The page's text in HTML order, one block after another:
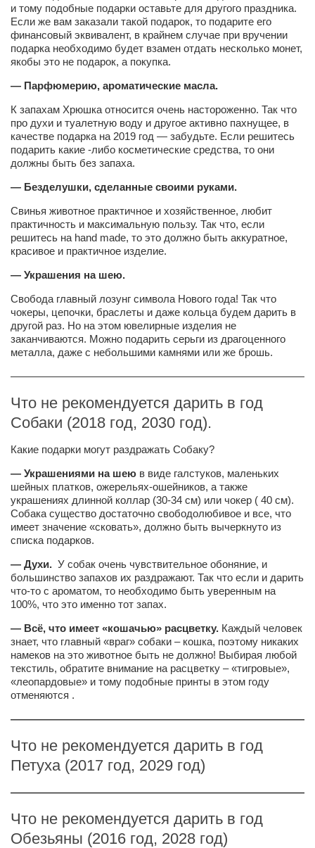
и тому подобные подарки оставьте для другого праздника.
Если же вам заказали такой подарок, то подарите его
финансовый эквивалент, в крайнем случае при вручении
подарка необходимо будет взамен отдать несколько монет,
якобы это не подарок, а покупка.
— Парфюмерию, ароматические масла.
К запахам Хрюшка относится очень настороженно. Так что
про духи и туалетную воду и другое активно пахнущее, в
качестве подарка на 2019 год — забудьте. Если решитесь
подарить какие -либо косметические средства, то они
должны быть без запаха.
— Безделушки, сделанные своими руками.
Свинья животное практичное и хозяйственное, любит
практичность и максимальную пользу. Так что, если
решитесь на hand made, то это должно быть аккуратное,
красивое и практичное изделие.
— Украшения на шею.
Свобода главный лозунг символа Нового года! Так что
чокеры, цепочки, браслеты и даже кольца будем дарить в
другой раз. Но на этом ювелирные изделия не
заканчиваются. Можно подарить серьги из драгоценного
металла, даже с небольшими камнями или же брошь.
Что не рекомендуется дарить в год
Собаки (2018 год, 2030 год).
Какие подарки могут раздражать Собаку?
— Украшениями на шею в виде галстуков, маленьких
шейных платков, ожерельях-ошейников, а также
украшениях длинной коллар (30-34 см) или чокер ( 40 см).
Собака существо достаточно свободолюбивое и все, что
имеет значение «сковать», должно быть вычеркнуто из
списка подарков.
— Духи. У собак очень чувствительное обоняние, и
большинство запахов их раздражают. Так что если и дарить
что-то с ароматом, то необходимо быть уверенным на
100%, что это именно тот запах.
— Всё, что имеет «кошачью» расцветку. Каждый человек
знает, что главный «враг» собаки – кошка, поэтому никаких
намеков на это животное быть не должно! Выбирая любой
текстиль, обратите внимание на расцветку – «тигровые»,
«леопардовые» и тому подобные принты в этом году
отменяются .
Что не рекомендуется дарить в год
Петуха (2017 год, 2029 год)
Что не рекомендуется дарить в год
Обезьяны (2016 год, 2028 год)